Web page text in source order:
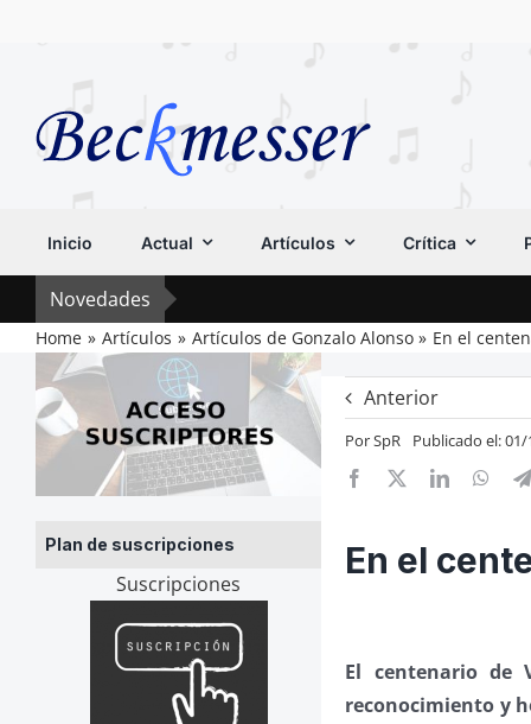
Inicio Actual Artículos Crítica
Novedades
Home Artículos Artículos de Gonzalo Alonso En el
Plan de suscripciones
Suscripciones
Anterior
PorSpR Publicado el:
En el
El centenario de
reconocimiento y